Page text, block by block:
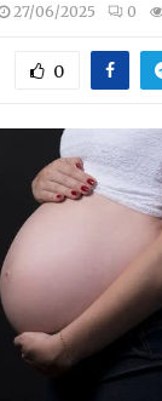
27/06/2025 0
0